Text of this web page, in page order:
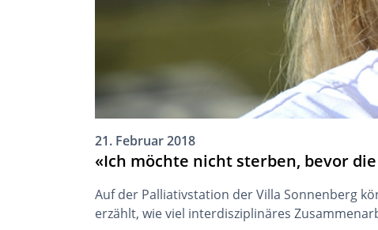
21. Februar 2018
«Ich möchte nicht sterben, bevor
Auf der Palliativstation der Villa Sonnenberg
erzählt, wie viel interdisziplinäres